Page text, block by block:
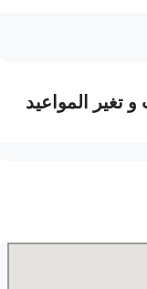
المواعيد